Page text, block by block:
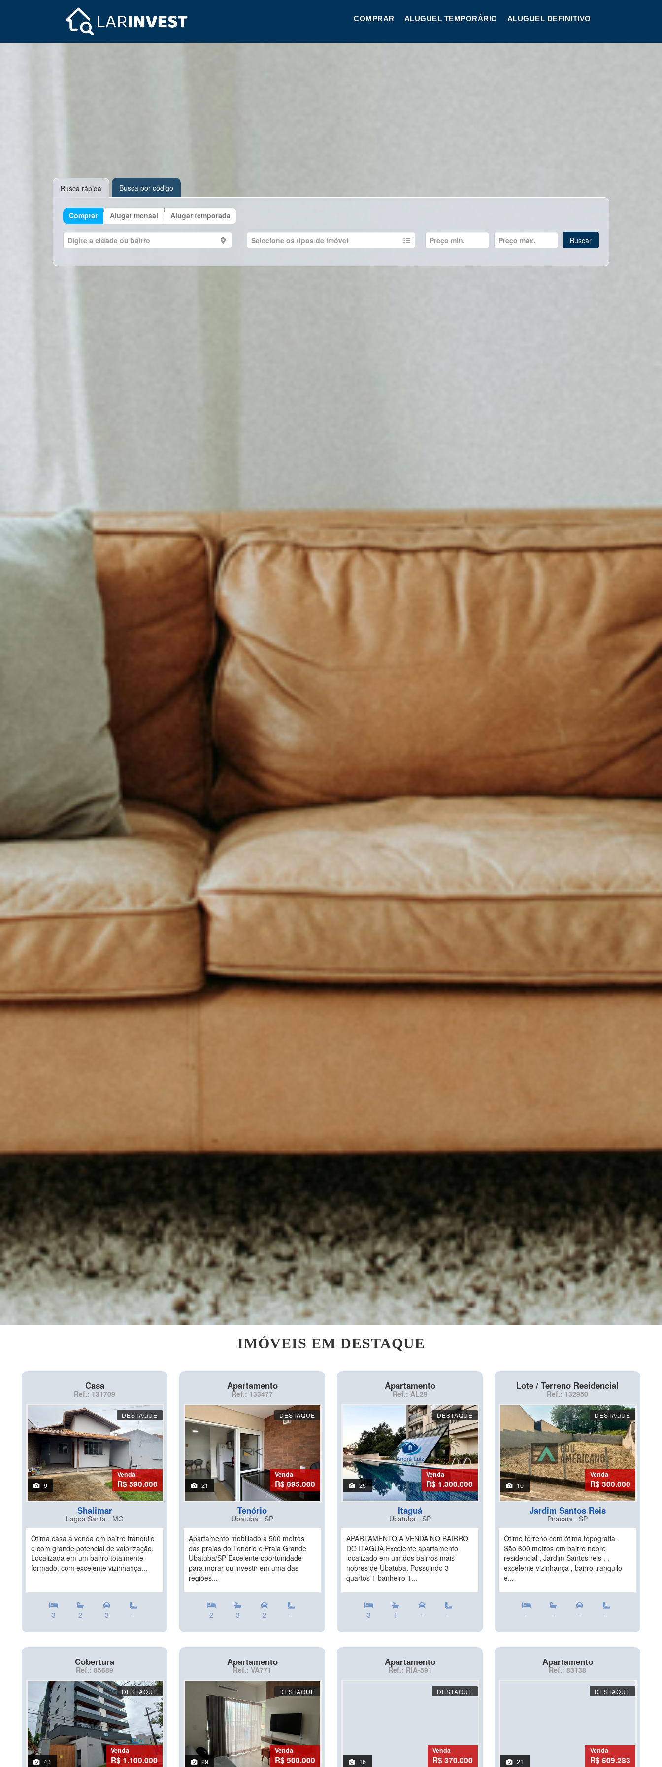
COMPRAR ALUGUEL TEMPORÁRIO ALUGUEL DEFINITIVO
Busca rápida Busca por código
Comprar Alugar mensal Alugar temporada
IMÓVEIS EM DESTAQUE
Casa
Ref.: 131709
DESTAQUE
9
Venda
R$ 590.000
Shalimar
Lagoa Santa - MG
Ótima casa à venda em bairro tranquilo
e com grande potencial de valorização.
Localizada em um bairro totalmente
formado, com excelente vizinhança...
3 2 3 -
Apartamento
Ref.: 133477
DESTAQUE
21
Venda
R$ 895.000
Tenório
Ubatuba - SP
Apartamento mobiliado a 500 metros
das praias do Tenório e Praia Grande
Ubatuba/SP Excelente oportunidade
para morar ou investir em uma das
regiões...
2 3 2 -
Apartamento
Ref.: AL29
DESTAQUE
25
Venda
R$ 1.300.000
Itaguá
Ubatuba - SP
APARTAMENTO A VENDA NO BAIRRO
DO ITAGUA Excelente apartamento
localizado em um dos bairros mais
nobres de Ubatuba. Possuindo 3
quartos 1 banheiro 1...
3 1 - -
Lote / Terreno Residencial
Ref.: 132950
DESTAQUE
10
Venda
R$ 300.000
Jardim Santos Reis
Piracaia - SP
Ótimo terreno com ótima topografia .
São 600 metros em bairro nobre
residencial , Jardim Santos reis , ,
excelente vizinhança , bairro tranquilo
e...
- - - -
Cobertura
Ref.: 85689
DESTAQUE
43
Venda
R$ 1.100.000
Apartamento
Ref.: VA771
DESTAQUE
29
Venda
R$ 500.000
Apartamento
Ref.: RIA-591
DESTAQUE
16
Venda
R$ 370.000
Apartamento
Ref.: 83138
DESTAQUE
21
Venda
R$ 609.283